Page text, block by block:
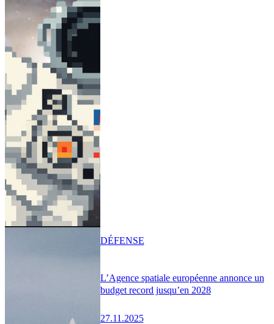
L’Agence spatiale européenne annonce un
budget record jusqu’en 2028
27.11.2025
DÉFENSE